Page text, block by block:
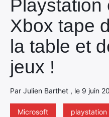
Playstation
Xbox tape
la table et
jeux !
Par Julien Barthet , le 9 juin
Microsoft playstation